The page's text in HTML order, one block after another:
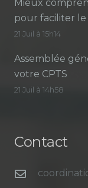
Mieux
pour faciliter le
21 Juil à 15h14
Assemblée
votre CPTS
21 Juil à 14h58
Contact